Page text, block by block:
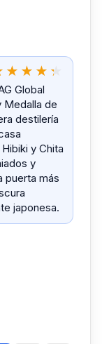
Global
Medalla de
destilería
y Chita
y
puerta más
japonesa.